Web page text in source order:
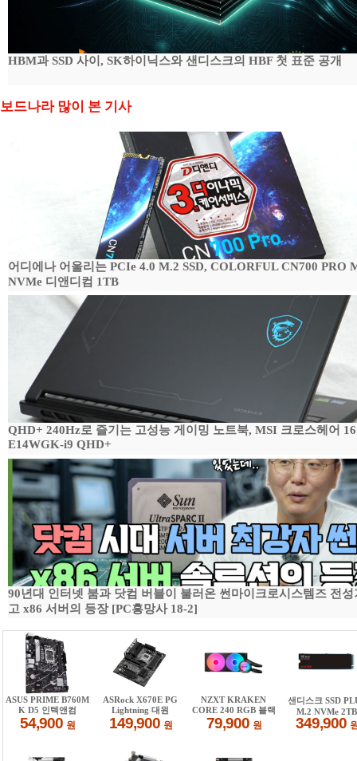
HBM과 SSD 사이, SK하이닉스와 샌디스크의 HBF 첫 표준 공개
보드나라 많이 본 기사
어디에나 어울리는 PCIe 4.0 M.2 SSD, COLORFUL CN700 PRO
NVMe 디앤디컴 1TB
QHD+ 240Hz로 즐기는 고성능 게이밍 노트북, MSI 크로스헤어
E14WGK-i9 QHD+
90년대 인터넷 붐과 닷컴 버블이 불러온 썬마이크로시스템즈 전성
고 x86 서버의 등장 [PC흥망사 18-2]